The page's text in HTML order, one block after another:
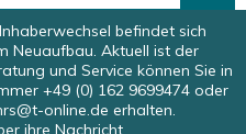
befindet sich
Neuaufbau. Aktuell ist der
und Service können Sie in
+49 (0) 162 9699474 oder
online.de erhalten.
ihre Nachricht